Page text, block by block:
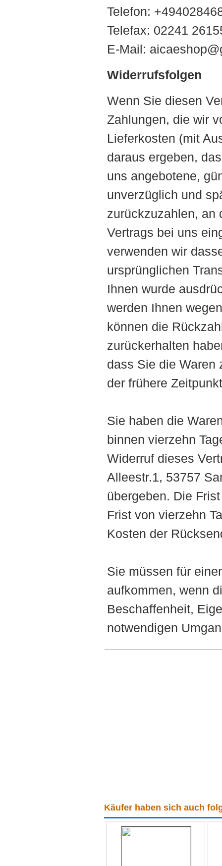
Telefon:
Telefax: 02241
E-Mail:
Widerrufsfolgen
Wenn Sie diesen
Zahlungen, die wir
Lieferkosten (mit
daraus ergeben,
uns angebotene,
unverzüglich und
zurückzuzahlen, an
Vertrags bei uns
verwenden wir
ursprünglichen
Ihnen wurde
werden Ihnen
können die
zurückerhalten
dass Sie die Waren
der frühere
Sie haben die
binnen vierzehn
Widerruf dieses
Alleestr.1, 53757
übergeben. Die
Frist von vierzehn
Kosten der
Sie müssen für
aufkommen, wenn
Beschaffenheit,
notwendigen
Käufer haben sich auch